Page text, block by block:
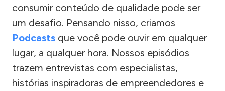
consumir conteúdo de qualidade pode ser
um desafio. Pensando nisso, criamos
Podcasts que você pode ouvir em qualquer
lugar, a qualquer hora. Nossos episódios
trazem entrevistas com especialistas,
histórias inspiradoras de empreendedores e